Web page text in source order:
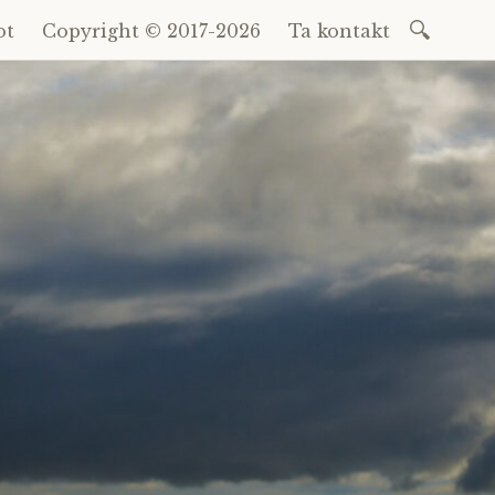
Copyright © 2017-2026 Ta kontakt